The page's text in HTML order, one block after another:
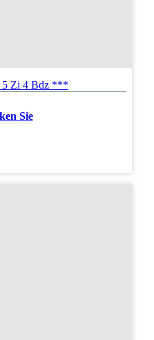
5 Zi 4 Bdz ***
Sie